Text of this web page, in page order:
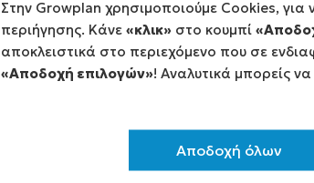
Στην Growplan χρησιμοποιούμε Cookies,
περιήγησης. Κάνε «κλικ» στο κουμπί
αποκλειστικά στο περιεχόμενο που σε
«Αποδοχή επιλογών»! Αναλυτικά μπορείς
Αποδοχή όλων